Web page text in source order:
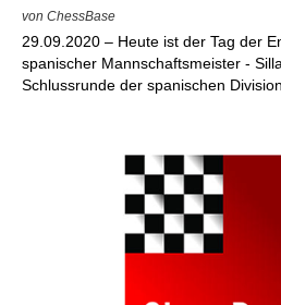
von ChessBase
29.09.2020 – Heute ist der Tag der
spanischer Mannschaftsmeister -
Schlussrunde der spanischen